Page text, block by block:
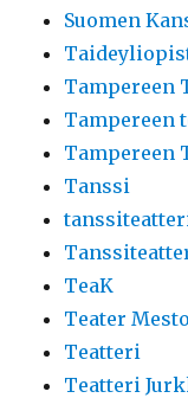
Suomen
Tampereen
Tampereen
Tampereen
Tanssi
TeaK
Teater
Teatteri
Teatteri